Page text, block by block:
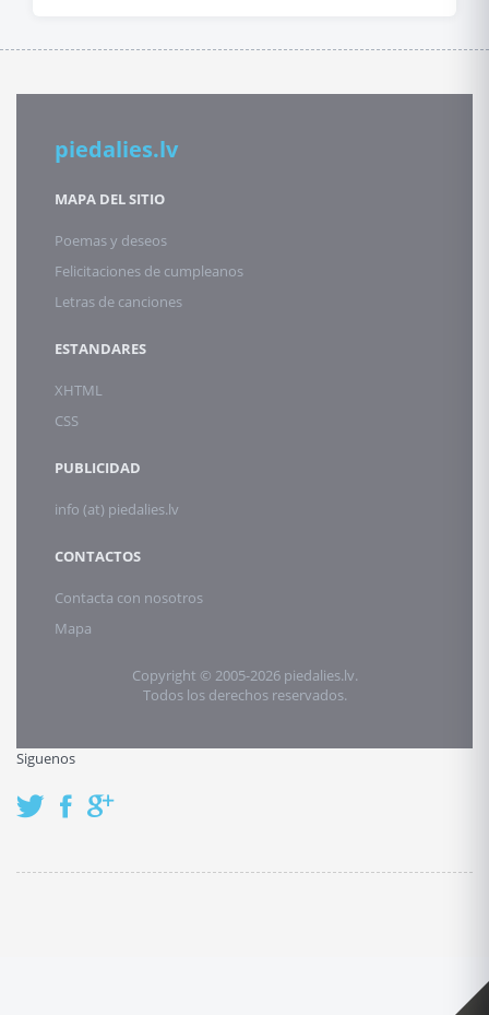
piedalies.lv
MAPA DEL SITIO
Poemas y deseos
Felicitaciones de cumpleanos
Letras de canciones
ESTANDARES
XHTML
CSS
PUBLICIDAD
info (at) piedalies.lv
CONTACTOS
Contacta con nosotros
Mapa
Copyright © 2005-2026 piedalies.lv.
Todos los derechos reservados.
Siguenos